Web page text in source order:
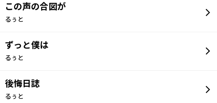
この声の合図が
るぅと
ずっと僕は
るぅと
後悔日誌
るぅと